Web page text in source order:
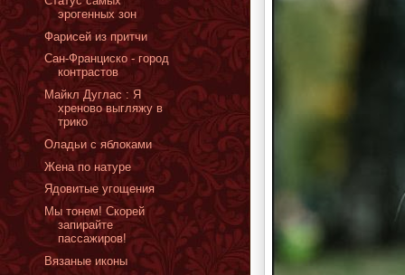
эрогенных зон
Фарисей из притчи
Сан-Франциско - город
контрастов
Майкл Дуглас : Я
хреново выгляжу в
трико
Оладьи с яблоками
Жена по натуре
Ядовитые угощения
Мы тонем! Скорей
запирайте
пассажиров!
Вязаные иконы